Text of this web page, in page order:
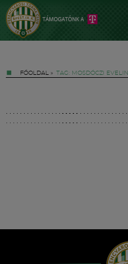
FŐOLDAL » TAG: MOSDÓCZI EVELIN
Hírek